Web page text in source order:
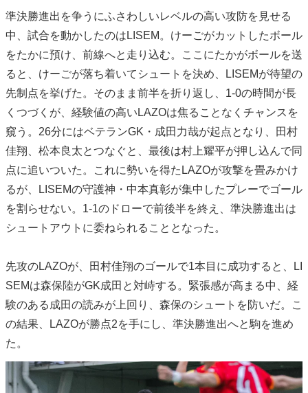
準決勝進出を争うにふさわしいレベルの高い攻防を見せる
中、試合を動かしたのはLISEM。けーごがカットしたボール
をたかに預け、前線へと走り込む。ここにたかがボールを送
ると、けーごが落ち着いてシュートを決め、LISEMが待望の
先制点を挙げた。そのまま前半を折り返し、1-0の時間が長
くつづくが、経験値の高いLAZOは焦ることなくチャンスを
窺う。26分にはベテランGK・成田力哉が起点となり、田村
佳翔、松本良太とつなぐと、最後は村上耀平が押し込んで同
点に追いついた。これに勢いを得たLAZOが攻撃を畳みかけ
るが、LISEMの守護神・中本真彰が集中したプレーでゴール
を割らせない。1-1のドローで前後半を終え、準決勝進出は
シュートアウトに委ねられることとなった。
先攻のLAZOが、田村佳翔のゴールで1本目に成功すると、LI
SEMは森保陸がGK成田と対峙する。緊張感が高まる中、経
験のある成田の読みが上回り、森保のシュートを防いだ。こ
の結果、LAZOが勝点2を手にし、準決勝進出へと駒を進め
た。